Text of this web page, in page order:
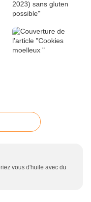
vous d'huile avec du